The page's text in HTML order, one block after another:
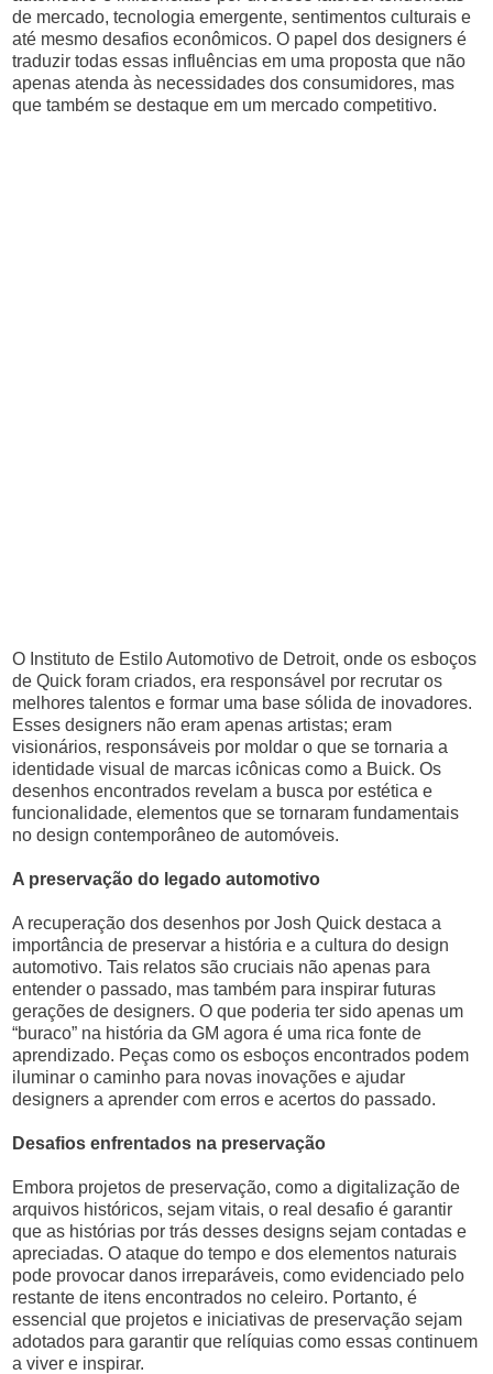
de mercado, tecnologia emergente, sentimentos culturais e
até mesmo desafios econômicos. O papel dos designers é
traduzir todas essas influências em uma proposta que não
apenas atenda às necessidades dos consumidores, mas
que também se destaque em um mercado competitivo.
O Instituto de Estilo Automotivo de Detroit, onde os esboços
de Quick foram criados, era responsável por recrutar os
melhores talentos e formar uma base sólida de inovadores.
Esses designers não eram apenas artistas; eram
visionários, responsáveis por moldar o que se tornaria a
identidade visual de marcas icônicas como a Buick. Os
desenhos encontrados revelam a busca por estética e
funcionalidade, elementos que se tornaram fundamentais
no design contemporâneo de automóveis.
A preservação do legado automotivo
A recuperação dos desenhos por Josh Quick destaca a
importância de preservar a história e a cultura do design
automotivo. Tais relatos são cruciais não apenas para
entender o passado, mas também para inspirar futuras
gerações de designers. O que poderia ter sido apenas um
“buraco” na história da GM agora é uma rica fonte de
aprendizado. Peças como os esboços encontrados podem
iluminar o caminho para novas inovações e ajudar
designers a aprender com erros e acertos do passado.
Desafios enfrentados na preservação
Embora projetos de preservação, como a digitalização de
arquivos históricos, sejam vitais, o real desafio é garantir
que as histórias por trás desses designs sejam contadas e
apreciadas. O ataque do tempo e dos elementos naturais
pode provocar danos irreparáveis, como evidenciado pelo
restante de itens encontrados no celeiro. Portanto, é
essencial que projetos e iniciativas de preservação sejam
adotados para garantir que relíquias como essas continuem
a viver e inspirar.